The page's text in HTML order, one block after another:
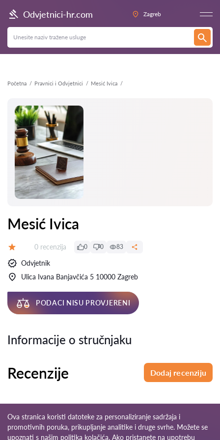
Odvjetnici-hr.com Zagreb
Početna Pravnici i Odvjetnici Mesić Ivica
Natrag
Mesić Ivica
Recenzija:
0 recenzija 0 0 83
Odvjetnik
Ulica Ivana Banjavčića 5 10000 Zagreb
PODACI NISU PROVJERENI
Informacije o stručnjaku
Recenzije Dodaj recenziju
Ova stranica koristi datoteke za personaliziranje sadržaja i
promotivnih poruka, prikupljanje analitike i druge svrhe. Možete se
upoznati s našim politika kolačića. Ako pristanete na upotrebu